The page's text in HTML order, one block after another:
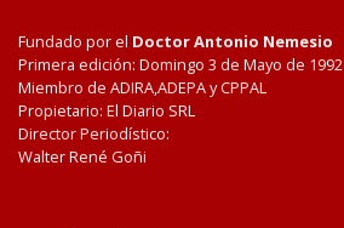
Fundado por el Doctor Antonio Nemesio
Primera edición: Domingo 3 de Mayo de 1992
Miembro de ADIRA,ADEPA y CPPAL
Propietario: El Diario SRL
Director Periodístico:
Walter René Goñi